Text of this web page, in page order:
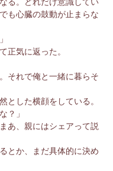
る。どれだけ意識してい
も心臓の鼓動が止まらな
正気に返った。
それで俺と一緒に暮らそ
した横顔をしている。
？」
あ、親にはシェアって説
とか、まだ具体的に決め